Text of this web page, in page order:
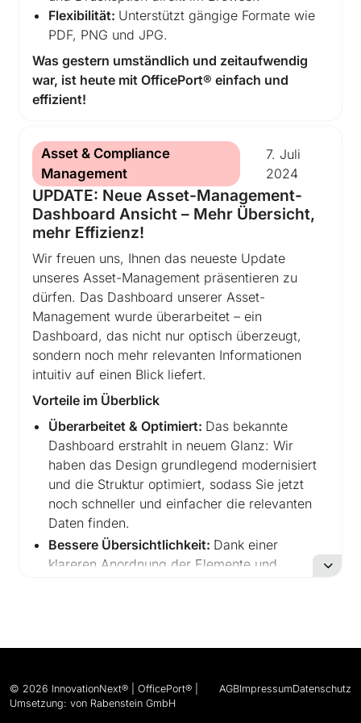
Unternehmens!
Buchen Sie jetzt Ihren Beratungstermin.
Flexibilität: Unterstützt gängige Formate wie
PDF, PNG und JPG.
Was gestern umständlich und zeitaufwendig
war, ist heute mit OfficePort® einfach und
effizient!
Asset & Compliance
Management
7. Juli
2024
UPDATE: Neue Asset-Management-
Dashboard Ansicht – Mehr Übersicht,
mehr Effizienz!
Wir freuen uns, Ihnen das neueste Update
unseres Asset-Management präsentieren zu
dürfen. Das Dashboard unserer Asset-
Management wurde überarbeitet – ein
Dashboard, das nicht nur optisch überzeugt,
sondern noch mehr relevanten Informationen
intuitiv auf einen Blick liefert.
Vorteile im Überblick
Überarbeitet & Optimiert: Das bekannte
Dashboard erstrahlt in neuem Glanz: Wir
haben das Design grundlegend modernisiert
und die Struktur optimiert, sodass Sie jetzt
noch schneller und einfacher die relevanten
Daten finden.
Bessere Übersichtlichkeit: Dank einer
klareren Anordnung der Elemente und
Sie schnell die benötigten Informationen,
ohne lange suchen zu müssen.
© 2026 InnovationNext® | OfficePort® |
Umsetzung: von Rabenstein GmbH
AGBImpressumDatenschutz